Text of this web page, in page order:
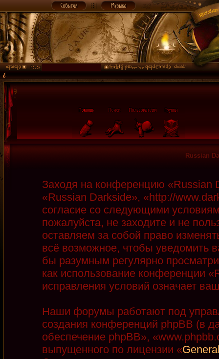
Russian
Заходя на конференцию
«Russian Darkside», «http://
согласие со следующими
пожалуйста, не заходите и не
оставляем за собой право
всё возможное, чтобы уведомить
бы разумным регулярно
как использование конференции
исправления условий означает
Наши форумы работают под
создания конференций phpBB (в
обеспечение phpBB»,
выпущенного по лицензии «